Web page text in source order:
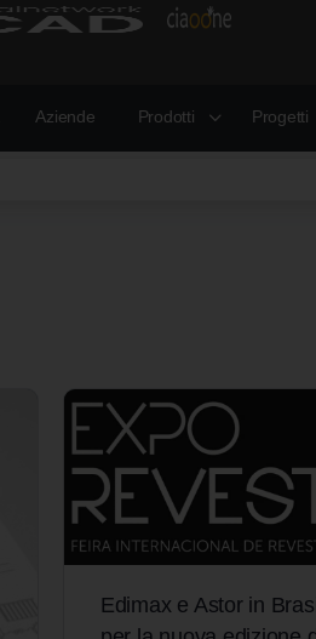
Aziende Prodotti Progetti
Edimax e Astor in